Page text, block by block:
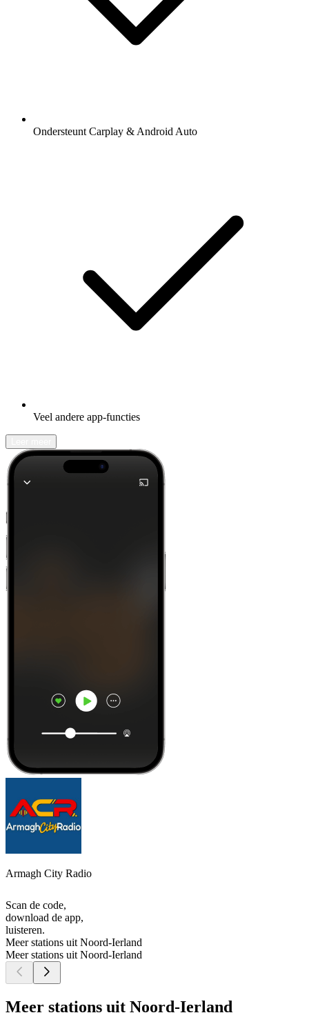
Ondersteunt Carplay & Android Auto
Veel andere app-functies
Armagh City Radio
Scan de code,
download de app,
luisteren.
Meer stations uit Noord-Ierland
Meer stations uit Noord-Ierland
Meer stations uit Noord-Ierland